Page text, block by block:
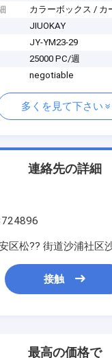
カラーボックス / カ
JIUOKAY
JY-YM23-29
25000 PC/週
negotiable
多くを見て下さい
連絡先の詳細
区松?? 街道沙浦社区
接触
最高の価格で